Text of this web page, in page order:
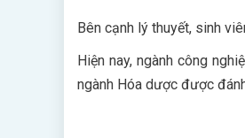
Bên cạnh lý thuyết, sinh
Hiện nay, ngành công
ngành Hóa dược được